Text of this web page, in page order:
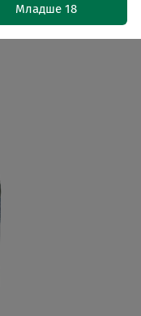
Младше 18